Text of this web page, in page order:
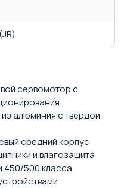
сервомотор с
алюминия с твердой
средний корпус
и влагозащита
450/500 класса,